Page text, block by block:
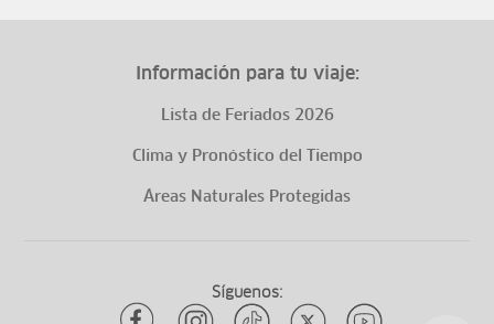
Información para tu viaje:
Lista de Feriados 2026
Clima y Pronóstico del Tiempo
Áreas Naturales Protegidas
Síguenos: